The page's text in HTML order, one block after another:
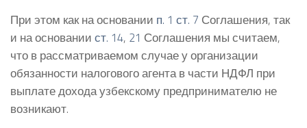
При этом как на основании п. 1 ст. 7 Соглашения, так
и на основании ст. 14, 21 Соглашения мы считаем,
что в рассматриваемом случае у организации
обязанности налогового агента в части НДФЛ при
выплате дохода узбекскому предпринимателю не
возникают.